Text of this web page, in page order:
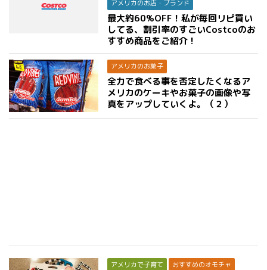
アメリカのお店・ブランド
最大約60%OFF！私が毎回リピ買い
してる、割引率のすごいCostcoのお
すすめ商品をご紹介！
アメリカのお菓子
全力で食べる事を否定したくなるア
メリカのケーキやお菓子の画像や写
真をアップしていくよ。（２）
アメリカで子育て
おすすめのオモチャ